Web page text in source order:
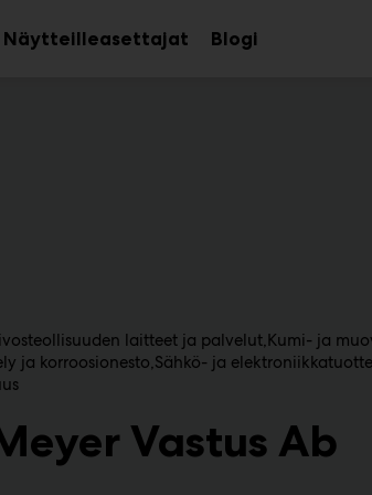
NäytteilleasettajatAvaaBlogi
laitteet ja palvelut Kumi- ja
ja korroosionesto Sähkö- ja
Vastus Ab